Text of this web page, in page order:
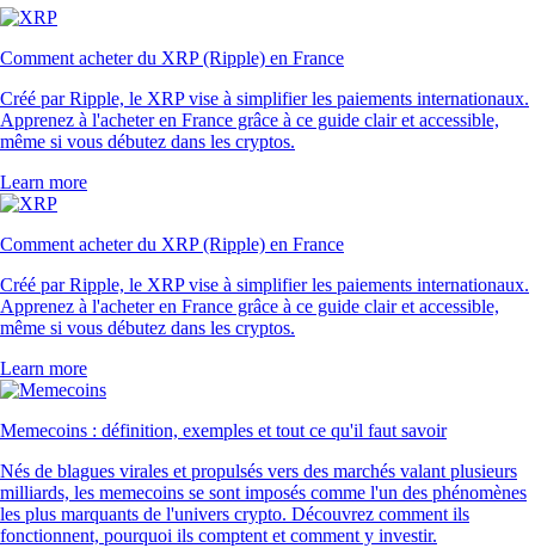
Comment acheter du XRP (Ripple) en France
Créé par Ripple, le XRP vise à simplifier les paiements internationaux.
Apprenez à l'acheter en France grâce à ce guide clair et accessible,
même si vous débutez dans les cryptos.
Learn more
Comment acheter du XRP (Ripple) en France
Créé par Ripple, le XRP vise à simplifier les paiements internationaux.
Apprenez à l'acheter en France grâce à ce guide clair et accessible,
même si vous débutez dans les cryptos.
Learn more
Memecoins : définition, exemples et tout ce qu'il faut savoir
Nés de blagues virales et propulsés vers des marchés valant plusieurs
milliards, les memecoins se sont imposés comme l'un des phénomènes
les plus marquants de l'univers crypto. Découvrez comment ils
fonctionnent, pourquoi ils comptent et comment y investir.